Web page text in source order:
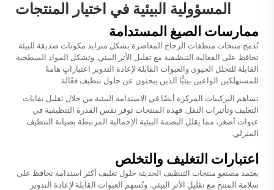
المسؤولية البيئية في اختيار المنتجات
ممارسات الصيغ المستدامة
تُدمج منتجات منظفات الزجاج المعاصرة بشكل متزايد مكونات صديقة للبيئة
تحافظ على الفعالية التنظيفية مع تقليل الأثر البيئي. وتشكل المواد السطحية
القابلة للتحلل الحيوي والعبوات القابلة لإعادة التدوير اعتباراتٍ هامةً
للمستهلكين الواعين بيئيًّا الذين يبحثون عن حلول تنظيف فعّالة.
تساهم التركيبات المركزة أيضًا في الاستدامة البيئية من خلال تقليل نفايات
التغليف وتأثيرات النقل. فهذه المنتجات توفر نفس القدرة التنظيفية في
عبوات أصغر، مما يقلل البصمة البيئية الإجمالية المرتبطة بصيانة التنظيف
المنزلي.
اعتبارات التغليف والتخلص
يعتمد مصنعو منتجات التنظيف الحديثة حلول تغليف أكثر استدامة تحافظ على
سلامة المنتج مع تقليل الأثر البيئي. وتُسهم العبوات القابلة لإعادة التدوير